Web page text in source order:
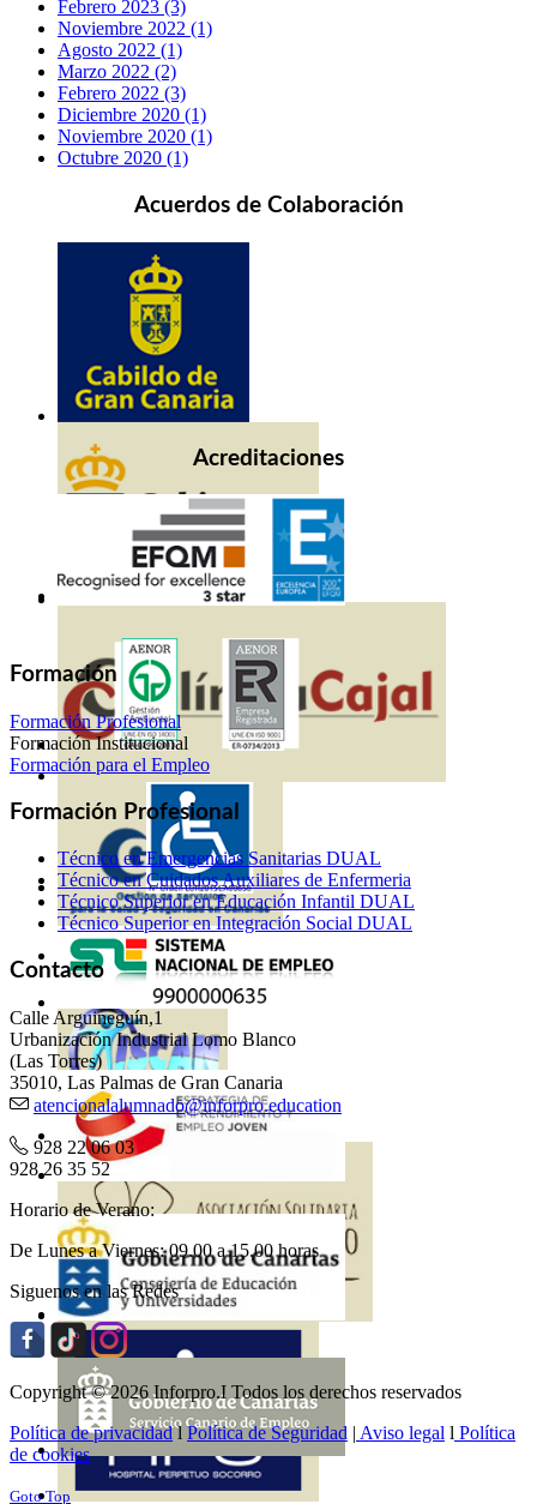
Febrero 2023 (3)
Noviembre 2022 (1)
Agosto 2022 (1)
Marzo 2022 (2)
Febrero 2022 (3)
Diciembre 2020 (1)
Noviembre 2020 (1)
Octubre 2020 (1)
Acuerdos de Colaboración
Acreditaciones
Formación
Formación Profesional
Formación Institucional
Formación para el Empleo
Formación Profesional
Técnico en Emergencias Sanitarias DUAL
Técnico en Cuidados Auxiliares de Enfermeria
Técnico Superior en Educación Infantil DUAL
Técnico Superior en Integración Social DUAL
Contacto
Calle Arguineguín,1
Urbanización Industrial Lomo Blanco
(Las Torres)
35010, Las Palmas de Gran Canaria
atencionalalumnado@inforpro.education
928 22 06 03
928 26 35 52
Horario de Verano:
De Lunes a Viernes: 09.00 a 15.00 horas
Siguenos en las Redes
Copyright © 2026 Inforpro.I Todos los derechos reservados
Política de privacidadlPolítica de Seguridad | Aviso legal l Política
de cookies
Goto Top